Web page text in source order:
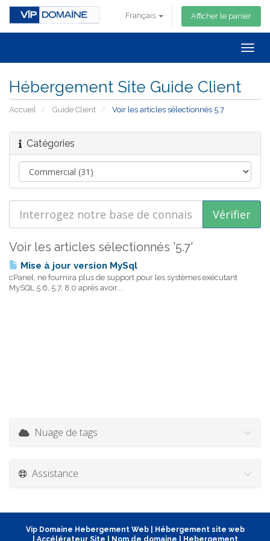
Français Afficher le panier
Hébergement Site Guide Client
Accueil Guide Client Voir les articles sélectionnés 5.7
Catégories
Voir les articles sélectionnés '5.7'
Mise à jour version MySql
cPanel, ne fournira plus de support pour les systèmes exécutant
MySQL 5.6, 5.7, 8.0 après avoir...
Nuage de tags
Assistance
Vip Domaine Hebergement Web|
Hébergement site web
Accélérateur Site Nom de domaine Hebergement